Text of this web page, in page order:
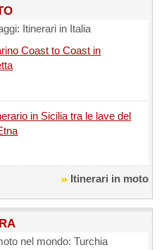
Itinerari in Italia
Coast to Coast in
in Sicilia tra le lave del
Itinerari in moto
nel mondo: Turchia